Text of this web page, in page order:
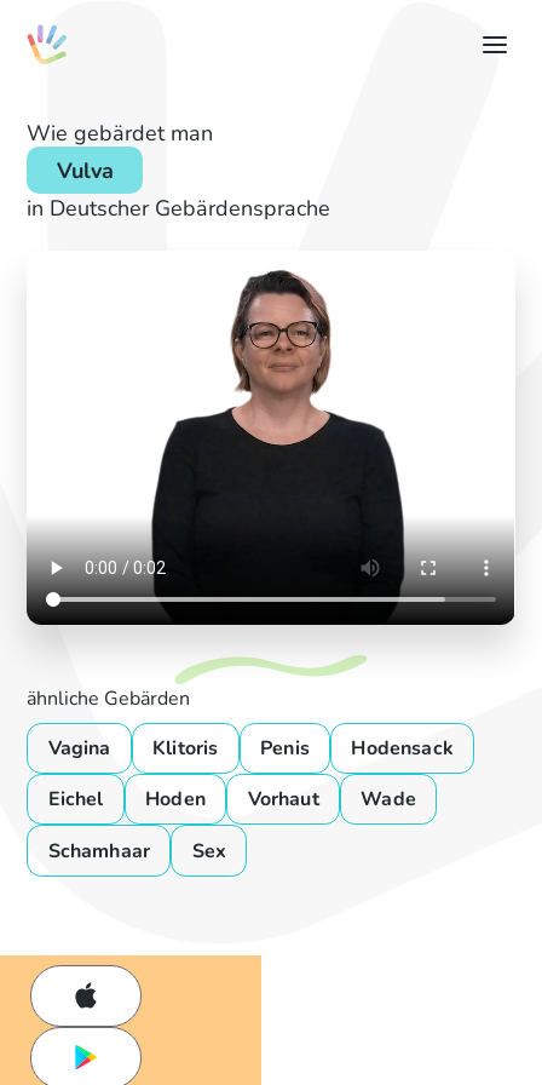
Wie gebärdet man
Vulva
in Deutscher Gebärdensprache
ähnliche Gebärden
Vagina
Klitoris Penis
Hodensack
Eichel
Hoden Vorhaut
Wade
Schamhaar
Sex